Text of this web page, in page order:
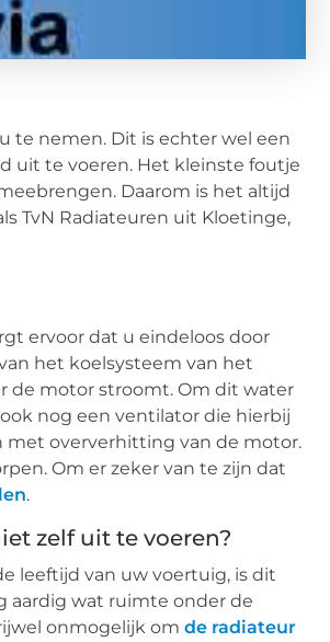
te nemen. Dit is echter wel een
uit te voeren. Het kleinste foutje
Daarom is het altijd
TvN Radiateuren uit Kloetinge,
ervoor dat u eindeloos door
het koelsysteem van het
de motor stroomt. Om dit water
nog een ventilator die hierbij
met oververhitting van de motor.
Om er zeker van te zijn dat
.
zelf uit te voeren?
leeftijd van uw voertuig, is dit
aardig wat ruimte onder de
onmogelijk om de radiateur